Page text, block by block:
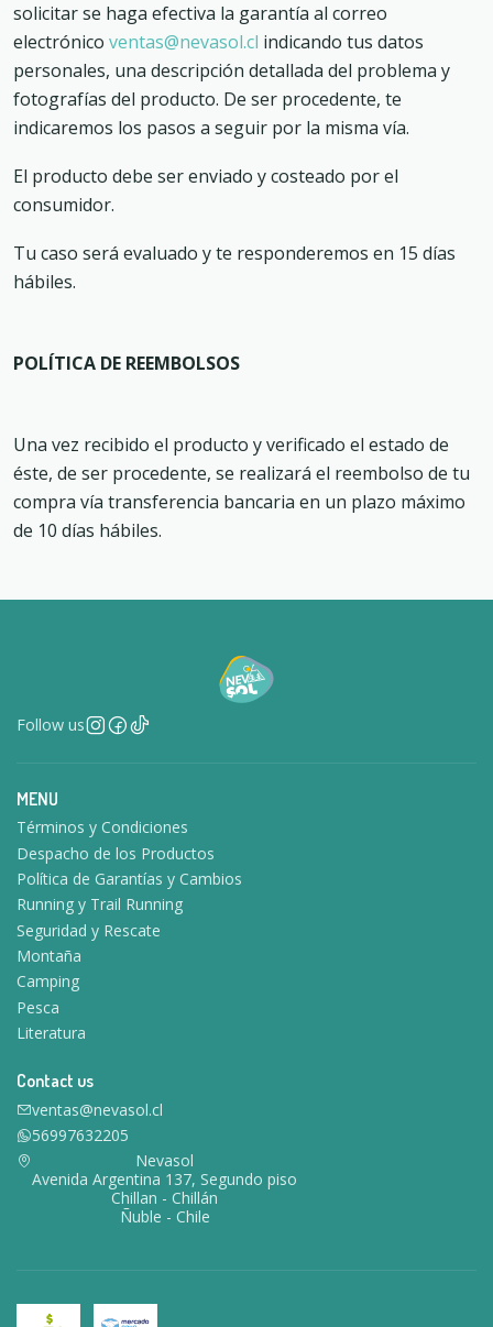
solicitar se haga efectiva la garantía al correo
electrónico ventas@nevasol.cl indicando tus datos
personales, una descripción detallada del problema y
fotografías del producto. De ser procedente, te
indicaremos los pasos a seguir por la misma vía.
El producto debe ser enviado y costeado por el
consumidor.
Tu caso será evaluado y te responderemos en 15 días
hábiles.
POLÍTICA DE REEMBOLSOS
Una vez recibido el producto y verificado el estado de
éste, de ser procedente, se realizará el reembolso de tu
compra vía transferencia bancaria en un plazo máximo
de 10 días hábiles.
Follow us
MENU
Términos y Condiciones
Despacho de los Productos
Política de Garantías y Cambios
Running y Trail Running
Seguridad y Rescate
Montaña
Camping
Pesca
Literatura
Contact us
ventas@nevasol.cl
56997632205
Nevasol
Avenida Argentina 137, Segundo piso
Chillan - Chillán
Ñuble - Chile